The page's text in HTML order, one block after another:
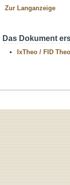
Zur Langanzeige
Das Dokument
IxTheo / FID